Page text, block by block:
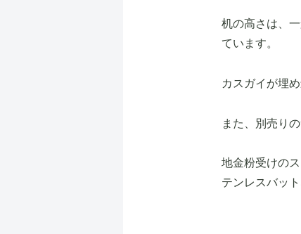
机の高さは、
ています。
カスガイが埋
また、別売り
地金粉受けの
テンレスバッ